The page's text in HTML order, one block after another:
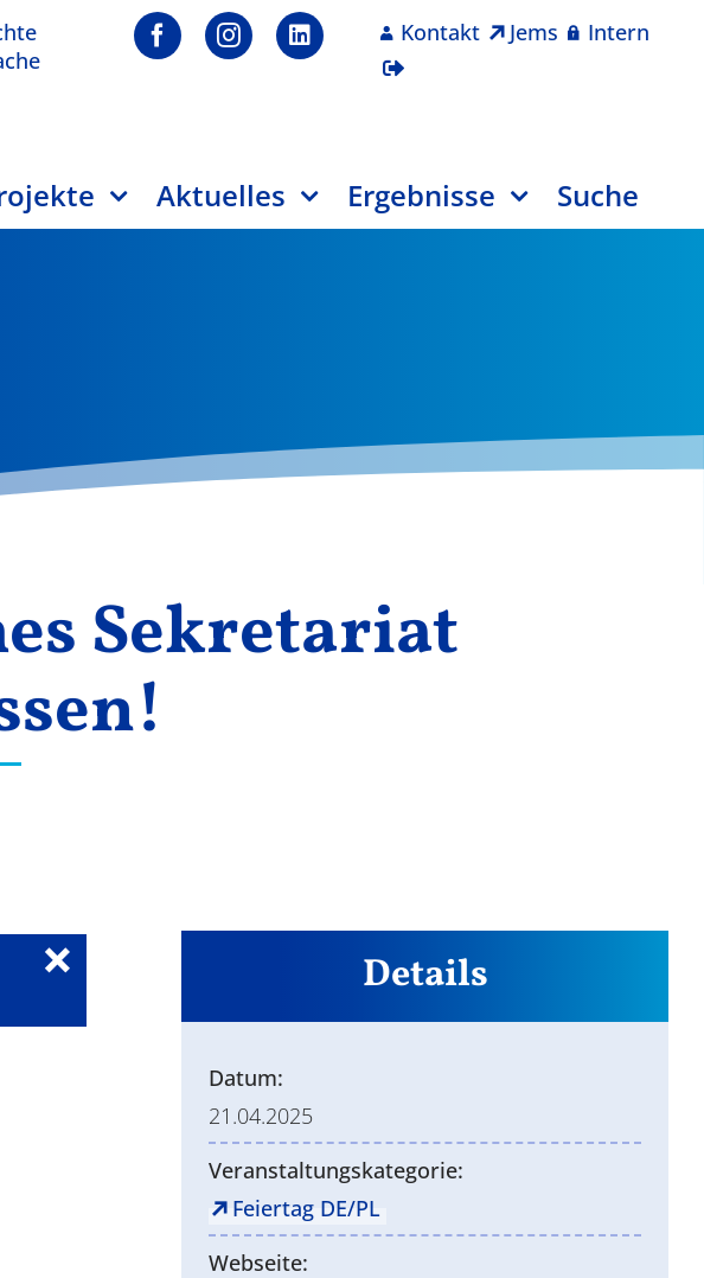
Kontakt Jems Intern
Aktuelles Ergebnisse Suche
Sekretariat
× Details
Datum:
21.04.2025
Veranstaltungskategorie:
Feiertag DE/PL
Webseite: